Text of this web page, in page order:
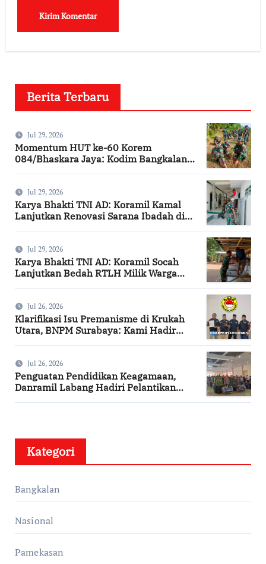
Berita Terbaru
Jul 29, 2026
Momentum HUT ke-60 Korem
084/Bhaskara Jaya: Kodim Bangkalan
Jul 29, 2026
Karya Bhakti TNI AD: Koramil Kamal
Lanjutkan Renovasi Sarana Ibadah di
Jul 29, 2026
Karya Bhakti TNI AD: Koramil Socah
Lanjutkan Bedah RTLH Milik Warga
Jul 26, 2026
Klarifikasi Isu Premanisme di Krukah
Utara, BNPM Surabaya: Kami Hadir
Jul 26, 2026
Penguatan Pendidikan Keagamaan,
Danramil Labang Hadiri Pelantikan
Kategori
Bangkalan
Nasional
Pamekasan